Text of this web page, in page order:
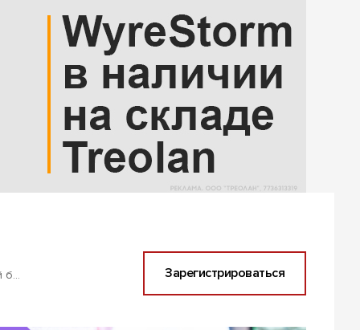
1 Зарегистрироваться